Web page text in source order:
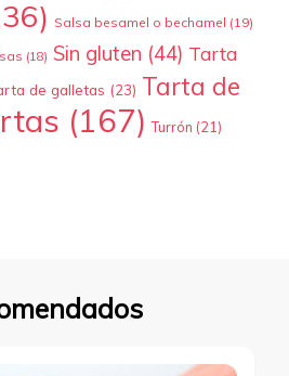
Salsa besamel o bechamel (19)
(18) Sin gluten (44) Tarta
de galletas (23) Tarta de
(167) Turrón (21)